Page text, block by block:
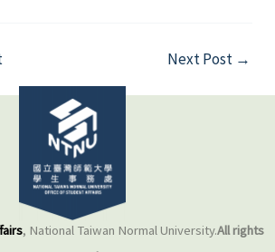
Next Post →
, National Taiwan Normal University.All rights